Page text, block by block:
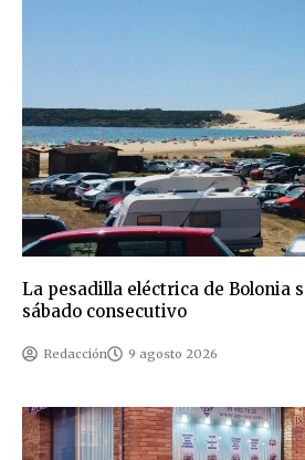
La pesadilla eléctrica de Bolonia
sábado consecutivo
Redacción 9 agosto 2026